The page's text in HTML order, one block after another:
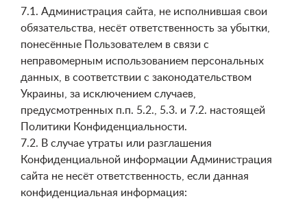
7.1. Администрация сайта, не исполнившая свои
обязательства, несёт ответственность за убытки,
понесённые Пользователем в связи с
неправомерным использованием персональных
данных, в соответствии с законодательством
Украины, за исключением случаев,
предусмотренных п.п. 5.2., 5.3. и 7.2. настоящей
Политики Конфиденциальности.
7.2. В случае утраты или разглашения
Конфиденциальной информации Администрация
сайта не несёт ответственность, если данная
конфиденциальная информация: